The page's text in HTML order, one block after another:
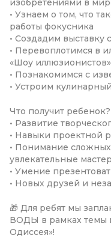
изобретениями в
• Узнаем о том, что
работы фокусника
• Создадим выставку
• Перевоплотимся в
«Шоу иллюзионистов»
• Познакомимся с
• Устроим
Что получит ребенок?
• Развитие
• Навыки проектной
• Понимание
увлекательные
• Умение
• Новых друзей и
🎁 Для ребят мы
ВОДЫ в рамках темы
Одиссея»!